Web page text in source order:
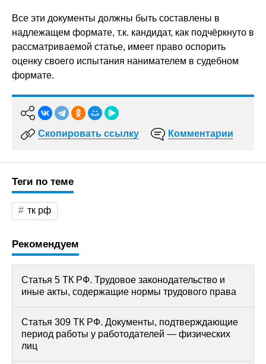
Все эти документы должны быть составлены в
надлежащем формате, т.к. кандидат, как подчёркнуто в
рассматриваемой статье, имеет право оспорить
оценку своего испытания нанимателем в судебном
формате.
Скопировать ссылку Комментарии
Теги по теме
тк рф
Рекомендуем
Статья 5 ТК РФ. Трудовое законодательство и
иные акты, содержащие нормы трудового права
Статья 309 ТК РФ. Документы, подтверждающие
период работы у работодателей — физических
лиц